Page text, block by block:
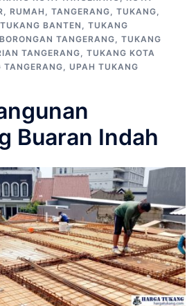
, RUMAH , TANGERANG, TUKANG,
TUKANG BANTEN , TUKANG
TANGERANG, TUKANG
TANGERANG, TUKANG KOTA
TANGERANG, UPAH TUKANG
Buaran Indah